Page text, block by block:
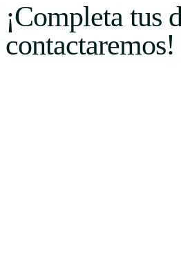
¡Completa tus
contactaremos!